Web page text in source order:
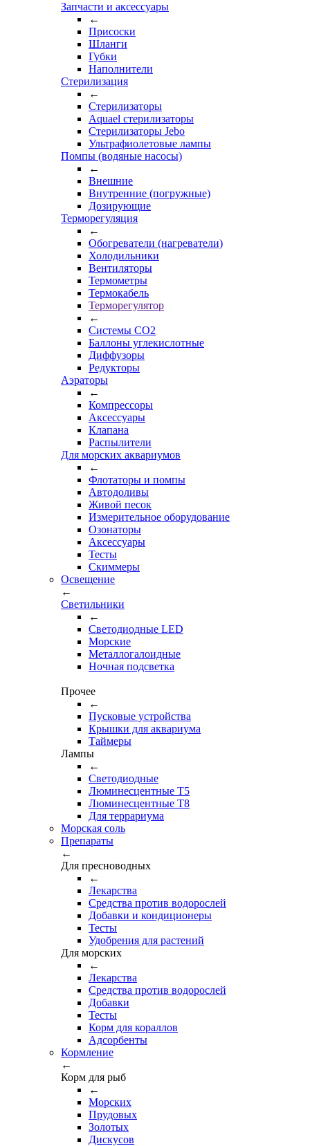
Запчасти и аксессуары
←
Присоски
Шланги
Губки
Наполнители
Стерилизация
←
Стерилизаторы
Aquael стерилизаторы
Стерилизаторы Jebo
Ультрафиолетовые лампы
Помпы (водяные насосы)
←
Внешние
Внутренние (погружные)
Дозирующие
Терморегуляция
←
Обогреватели (нагреватели)
Холодильники
Вентиляторы
Термометры
Термокабель
Терморегулятор
←
Системы CO2
Баллоны углекислотные
Диффузоры
Редукторы
Аэраторы
←
Компрессоры
Аксессуары
Клапана
Распылители
Для морских аквариумов
←
Флотаторы и помпы
Автодоливы
Живой песок
Измерительное оборудование
Озонаторы
Аксессуары
Тесты
Cкиммеры
Освещение
←
Светильники
←
Cветодиодные LED
Морские
Металлогалоидные
Ночная подсветка
Прочее
←
Пусковые устройства
Крышки для аквариума
Таймеры
Лампы
←
Светодиодные
Люминесцентные Т5
Люминесцентные Т8
Для террариума
Морская соль
Препараты
←
Для пресноводных
←
Лекарства
Средства против водорослей
Добавки и кондиционеры
Тесты
Удобрения для растений
Для морских
←
Лекарства
Средства против водорослей
Добавки
Тесты
Корм для кораллов
Адсорбенты
Кормление
←
Корм для рыб
←
Морских
Прудовых
Золотых
Дискусов